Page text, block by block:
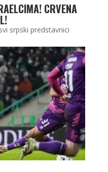
CRVENA
srpski predstavnici